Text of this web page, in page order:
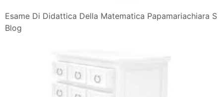
Esame Di Didattica Della Matematica Papamariachiara S
Blog